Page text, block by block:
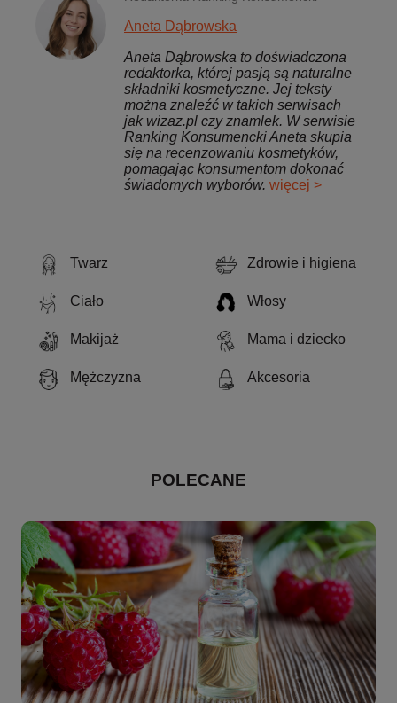
Twarz Zdrowie i higiena
Ciało Włosy
Makijaż Mama i dziecko
Mężczyzna Akcesoria
POLECANE
Aneta Dąbrowska
Aneta Dąbrowska to doświadczona
redaktorka, której pasją są naturalne
składniki kosmetyczne. Jej teksty
można znaleźć w takich serwisach
jak wizaz.pl czy znamlek. W serwisie
Ranking Konsumencki Aneta skupia
się na recenzowaniu kosmetyków,
pomagając konsumentom dokonać
świadomych wyborów. więcej >